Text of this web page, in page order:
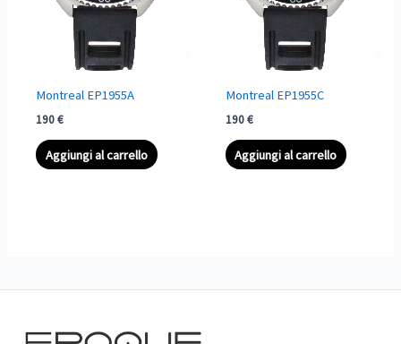
Montreal EP1955A
190€
Aggiungi al carrello
Montreal EP1955C
190€
Aggiungi al carrello